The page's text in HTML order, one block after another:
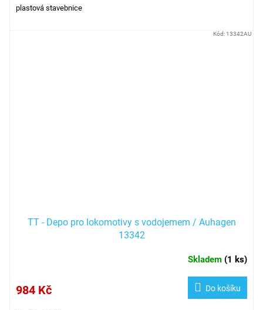
plastová stavebnice
TT - Depo pro lokomotivy s vodojemem / Auhagen
13342
Skladem (1 ks)
984 Kč Do košíku
Kód: 13342AU